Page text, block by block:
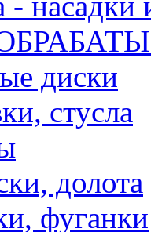
диски
стусла
долота
фуганки